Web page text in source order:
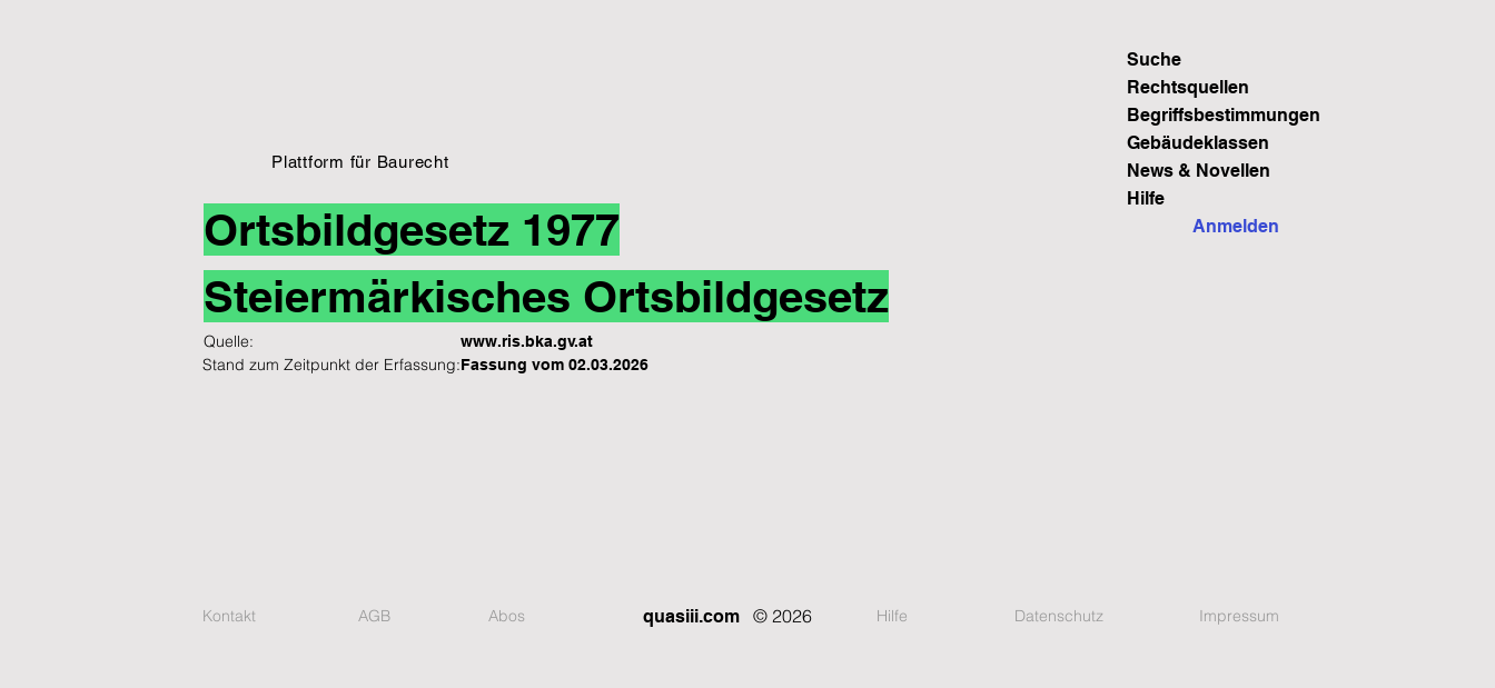
Plattform für Baurecht
Anmelden
Steiermärkisches Ortsbildgesetz
Quelle: www.ris.bka.gv.at
Ortsbildgesetz 1977
Stand zum Zeitpunkt der Erfassung:Fassung vom 02.03.2026
Suche
Rechtsquellen
Begriffsbestimmungen
Gebäudeklassen
News & Novellen
Hilfe
quasiii.com © 2026 Impressum
Datenschutz
Kontakt AGB Abos Hilfe